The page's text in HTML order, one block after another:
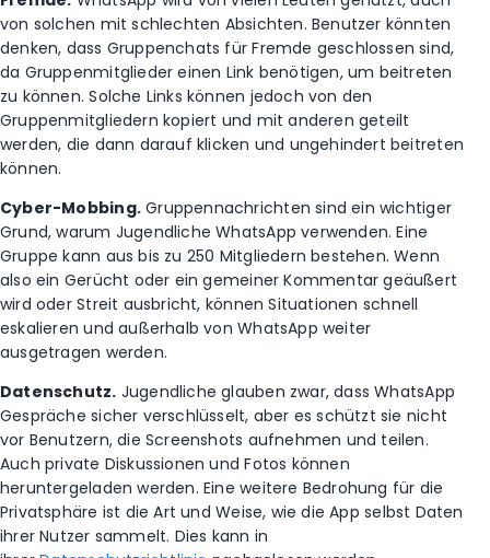
von solchen mit schlechten Absichten. Benutzer könnten
denken, dass Gruppenchats für Fremde geschlossen sind,
da Gruppenmitglieder einen Link benötigen, um beitreten
zu können. Solche Links können jedoch von den
Gruppenmitgliedern kopiert und mit anderen geteilt
werden, die dann darauf klicken und ungehindert beitreten
können.
Cyber-Mobbing.Gruppennachrichten sind ein wichtiger
Grund, warum Jugendliche WhatsApp verwenden. Eine
Gruppe kann aus bis zu 250 Mitgliedern bestehen. Wenn
also ein Gerücht oder ein gemeiner Kommentar geäußert
wird oder Streit ausbricht, können Situationen schnell
eskalieren und außerhalb von WhatsApp weiter
ausgetragen werden.
Datenschutz. Jugendliche glauben zwar, dass WhatsApp
Gespräche sicher verschlüsselt, aber es schützt sie nicht
vor Benutzern, die Screenshots aufnehmen und teilen.
Auch private Diskussionen und Fotos können
heruntergeladen werden. Eine weitere Bedrohung für die
Privatsphäre ist die Art und Weise, wie die App selbst Daten
ihrer Nutzer sammelt. Dies kann in